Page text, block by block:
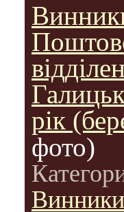
рік
фото)
Винники